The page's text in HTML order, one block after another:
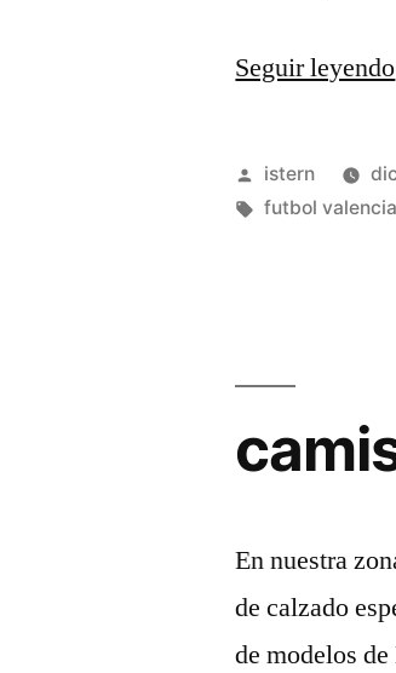
Seguir leyendo
Publicado
por
istern
Etiquetas:
futbol
En nuestra
de calzado
de modelos